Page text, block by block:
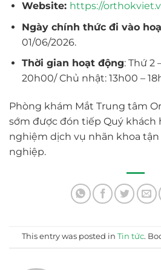
Website: https://
Ngày chính thức đi vào
01/06/2026.
Thời gian hoạt động: Thứ 2
20h00/ Chủ nhật: 13h00 –
Phòng khám Mắt Trung tâm
sớm được đón tiếp Quý khách
nghiệm dịch vụ nhãn khoa
nghiệp.
This entry was posted in Tin tức.